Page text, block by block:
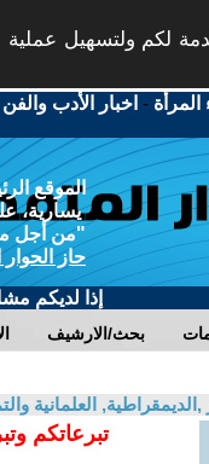
لكم ولتسهيل عملية
المرأة - اخبار الأدب والفن
الموقع
يسارية،
"من أجل
حاز
إذا لديكم
بحث/الارشيف
,الديمقراطية, العلمانية
تبرعاتكم